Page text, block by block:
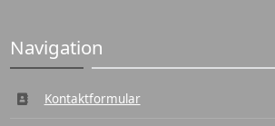
Navigation
Kontaktformular